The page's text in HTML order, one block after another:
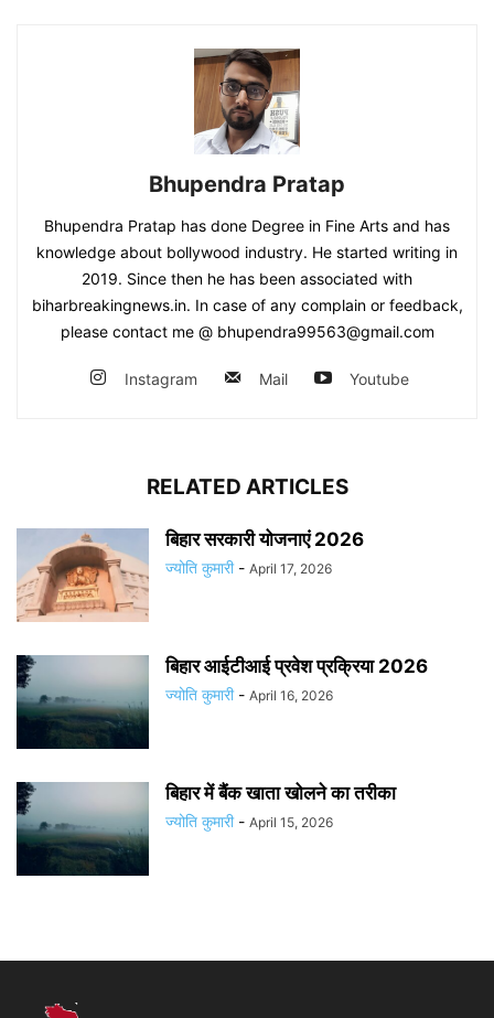
Bhupendra Pratap
Bhupendra Pratap has done Degree in Fine Arts and has
knowledge about bollywood industry. He started writing in
2019. Since then he has been associated with
biharbreakingnews.in. In case of any complain or feedback,
please contact me @ bhupendra99563@gmail.com
Instagram Mail Youtube
RELATED ARTICLES
बिहार सरकारी योजनाएं 2026
ज्योति कुमारी - April 17, 2026
बिहार आईटीआई प्रवेश प्रक्रिया 2026
ज्योति कुमारी - April 16, 2026
बिहार में बैंक खाता खोलने का तरीका
ज्योति कुमारी - April 15, 2026